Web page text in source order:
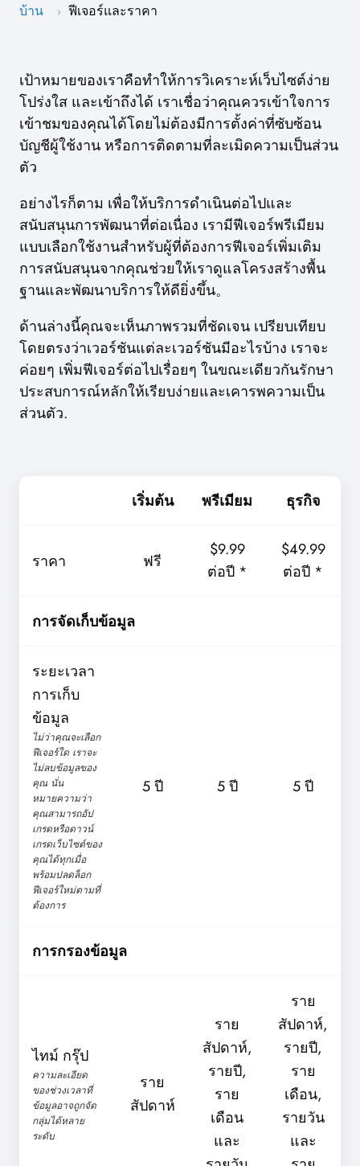
บ้าน › ฟีเจอร์และราคา
เป้าหมายของเราคือทำให้การวิเคราะห์เว็บไซต์ง่าย
โปร่งใส และเข้าถึงได้ เราเชื่อว่าคุณควรเข้าใจการ
เข้าชมของคุณได้โดยไม่ต้องมีการตั้งค่าที่ซับซ้อน
บัญชีผู้ใช้งาน หรือการติดตามที่ละเมิดความเป็นส่วน
ตัว
อย่างไรก็ตาม เพื่อให้บริการดำเนินต่อไปและ
สนับสนุนการพัฒนาที่ต่อเนื่อง เรามีฟีเจอร์พรีเมียม
แบบเลือกใช้งานสำหรับผู้ที่ต้องการฟีเจอร์เพิ่มเติม
การสนับสนุนจากคุณช่วยให้เราดูแลโครงสร้างพื้น
ฐานและพัฒนาบริการให้ดียิ่งขึ้น。
ด้านล่างนี้คุณจะเห็นภาพรวมที่ชัดเจน เปรียบเทียบ
โดยตรงว่าเวอร์ชันแต่ละเวอร์ชันมีอะไรบ้าง เราจะ
ค่อยๆ เพิ่มฟีเจอร์ต่อไปเรื่อยๆ ในขณะเดียวกันรักษา
ประสบการณ์หลักให้เรียบง่ายและเคารพความเป็น
ส่วนตัว.
เริ่มต้น พรีเมียม ธุรกิจ
ราคา ฟรี
$9.99
ต่อปี *
$49.99
ต่อปี *
การจัดเก็บข้อมูล
ระยะเวลา
การเก็บ
ข้อมูล
ไม่ว่าคุณจะเลือก
ฟีเจอร์ใด เราจะ
ไม่ลบข้อมูลของ
คุณ นั่น
หมายความว่า
คุณสามารถอัป
เกรดหรือดาวน์
เกรดเว็บไซต์ของ
คุณได้ทุกเมื่อ
พร้อมปลดล็อก
ฟีเจอร์ใหม่ตามที่
ต้องการ
5 ปี 5 ปี 5 ปี
การกรองข้อมูล
ไทม์ กรุ๊ป
ความละเอียด
ของช่วงเวลาที่
ข้อมูลอาจถูกจัด
กลุ่มได้หลาย
ระดับ
ราย
สัปดาห์
ราย
สัปดาห์,
รายปี,
ราย
เดือน
และ
ราย
สัปดาห์,
รายปี,
ราย
เดือน,
รายวัน
และ